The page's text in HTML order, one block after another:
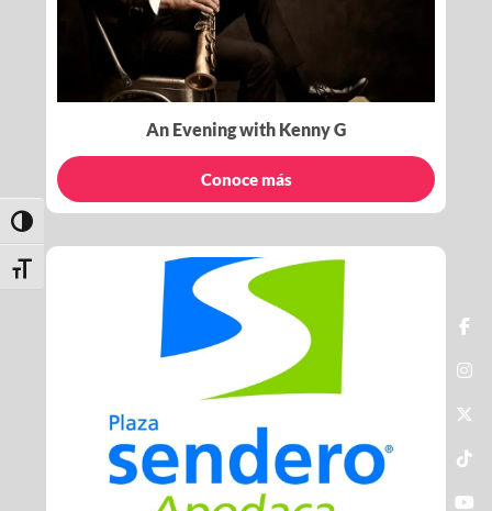
Toggle High Contrast
Toggle Font size
An Evening with Kenny G
Conoce más